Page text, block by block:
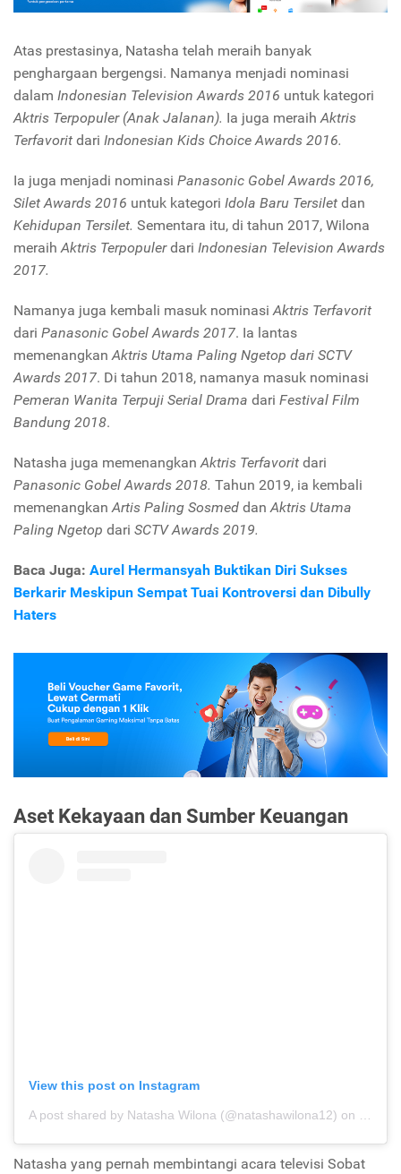
Atas prestasinya, Natasha telah meraih banyak
penghargaan bergengsi. Namanya menjadi nominasi
dalam Indonesian Television Awards 2016 untuk kategori
Aktris Terpopuler (Anak Jalanan). Ia juga meraihAktris
Terfavorit dari Indonesian Kids Choice Awards 2016.
Ia juga menjadi nominasi Panasonic Gobel Awards 2016,
Silet Awards 2016 untuk kategori Idola Baru Tersilet dan
Kehidupan Tersilet. Sementara itu, di tahun 2017, Wilona
meraihAktris Terpopulerdari Indonesian Television Awards
2017.
Namanya juga kembali masuk nominasiAktris Terfavorit
dari Panasonic Gobel Awards 2017. Ia lantas
memenangkanAktris Utama Paling Ngetop dari SCTV
Awards 2017. Di tahun 2018, namanya masuk nominasi
Pemeran Wanita Terpuji Serial Drama dari Festival Film
Bandung 2018.
Natasha juga memenangkanAktris Terfavorit dari
Panasonic Gobel Awards 2018. Tahun 2019, ia kembali
memenangkanArtis Paling Sosmed danAktris Utama
Paling Ngetop dari SCTV Awards 2019.
Baca Juga: Aurel Hermansyah Buktikan Diri Sukses
Berkarir Meskipun Sempat Tuai Kontroversi dan Dibully
Haters
Aset Kekayaan dan Sumber Keuangan
View this post on Instagram
A post shared by Natasha Wilona (@natashawilona12) on
Natasha yang pernah membintangi acara televisi Sobat